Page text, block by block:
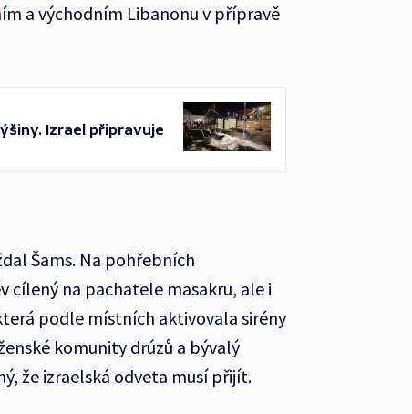
a východním Libanonu v přípravě
Izrael připravuje
Šams. Na pohřebních
cílený na pachatele masakru, ale i
podle místních aktivovala sirény
komunity drúzů a bývalý
že izraelská odveta musí přijít.